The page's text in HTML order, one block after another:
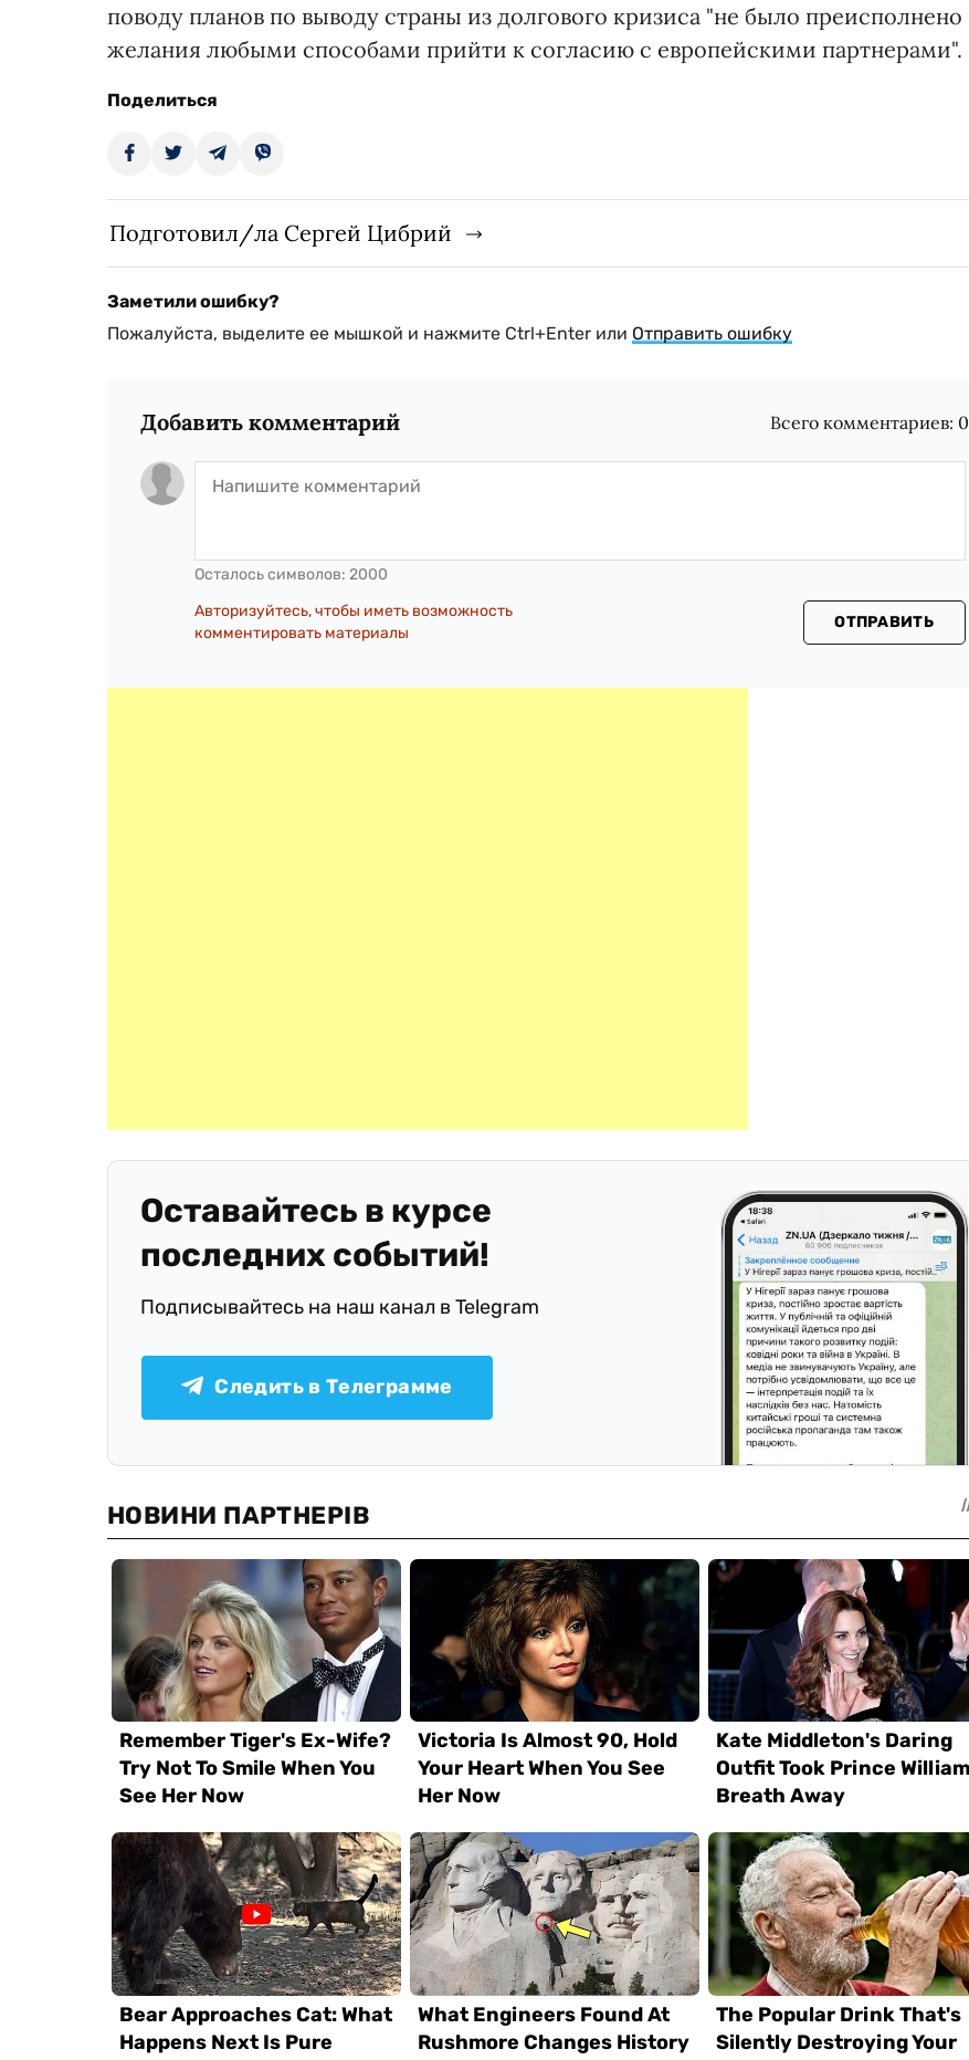
поводу планов по выводу страны из долгового кризиса "не было преисполнено
желания любыми способами прийти к согласию с европейскими партнерами".
Поделиться
Подготовил/ла Сергей Цибрий
Заметили ошибку?
Пожалуйста, выделите ее мышкой и нажмите Ctrl+Enter или Отправить ошибку
Добавить комментарий Всего комментариев: 0
Осталось символов: 2000
Авторизуйтесь, чтобы иметь возможность
комментировать материалы
ОТПРАВИТЬ
Оставайтесь в курсе
последних событий!
Подписывайтесь на наш канал в Telegram
Следить в Телеграмме